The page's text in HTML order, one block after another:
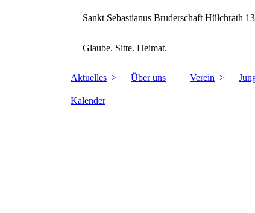
Sankt Sebastianus Bruderschaft Hülchrath
Glaube. Sitte. Heimat.
Aktuelles Über uns Verein
Kalender